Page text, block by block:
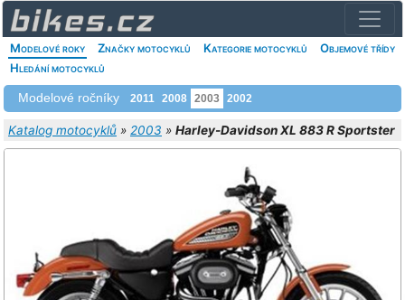
Modelové roky Značky motocyklů Kategorie motocyklů
Objemové třídy
Hledání motocyklů
Modelové ročníky 2011 2008 2003 2002
Katalog motocyklů » 2003 » Harley-Davidson XL 883 R Sportster